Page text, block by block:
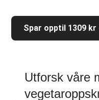
Spar opptil 1309
Utforsk våre